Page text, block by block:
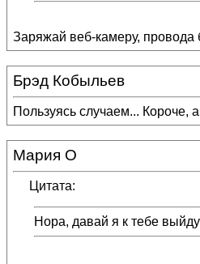
Заряжай веб-камеру, провода
Брэд Кобыльев
Пользуясь случаем... Короче,
Мария О
Цитата:
Нора, давай я к тебе